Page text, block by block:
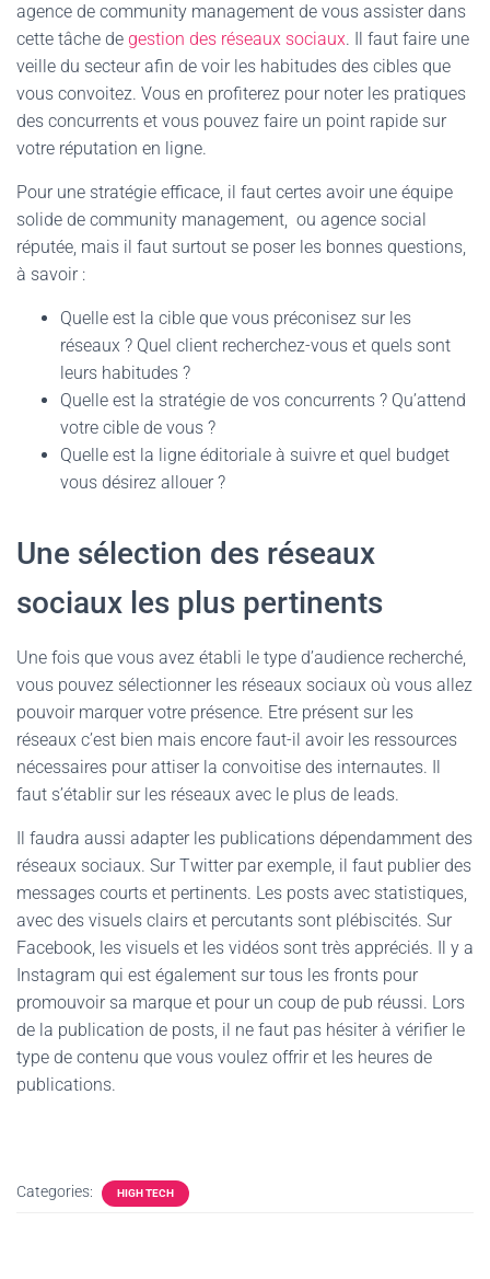
agence de community management de vous assister dans
cette tâche de gestion des réseaux sociaux. Il faut faire une
veille du secteur afin de voir les habitudes des cibles que
vous convoitez. Vous en profiterez pour noter les pratiques
des concurrents et vous pouvez faire un point rapide sur
votre réputation en ligne.
Pour une stratégie efficace, il faut certes avoir une équipe
solide de community management, ou agence social
réputée, mais il faut surtout se poser les bonnes questions,
à savoir :
Quelle est la cible que vous préconisez sur les
réseaux ? Quel client recherchez-vous et quels sont
leurs habitudes ?
Quelle est la stratégie de vos concurrents ? Qu’attend
votre cible de vous ?
Quelle est la ligne éditoriale à suivre et quel budget
vous désirez allouer ?
Une sélection des réseaux
sociaux les plus pertinents
Une fois que vous avez établi le type d’audience recherché,
vous pouvez sélectionner les réseaux sociaux où vous allez
pouvoir marquer votre présence. Etre présent sur les
réseaux c’est bien mais encore faut-il avoir les ressources
nécessaires pour attiser la convoitise des internautes. Il
faut s’établir sur les réseaux avec le plus de leads.
Il faudra aussi adapter les publications dépendamment des
réseaux sociaux. Sur Twitter par exemple, il faut publier des
messages courts et pertinents. Les posts avec statistiques,
avec des visuels clairs et percutants sont plébiscités. Sur
Facebook, les visuels et les vidéos sont très appréciés. Il y a
Instagram qui est également sur tous les fronts pour
promouvoir sa marque et pour un coup de pub réussi. Lors
de la publication de posts, il ne faut pas hésiter à vérifier le
type de contenu que vous voulez offrir et les heures de
publications.
Categories: HIGH TECH